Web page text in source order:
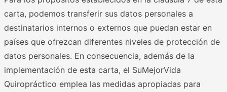
carta, podemos transferir sus datos personales a
destinatarios internos o externos que puedan estar en
países que ofrezcan diferentes niveles de protección de
datos personales. En consecuencia, además de la
implementación de esta carta, el SuMejorVida
Quiropráctico emplea las medidas apropiadas para